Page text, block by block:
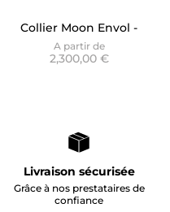
Collier Moon Envol -
Pavage
A partir de
2,300,00 €
Livraison sécurisée
Grâce à nos prestataires de
confiance